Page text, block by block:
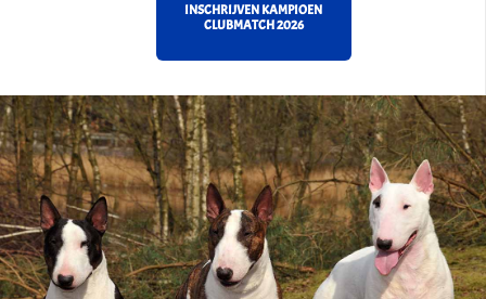
INSCHRIJVEN KAMPIOEN
CLUBMATCH 2026